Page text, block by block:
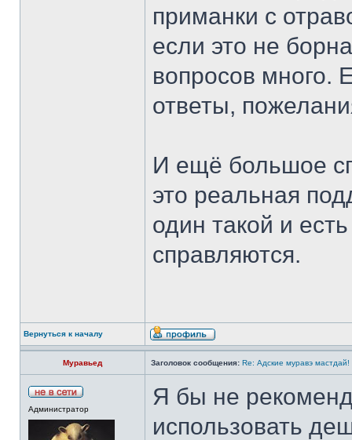
приманки с
если это не
вопросов много.
ответы,
И ещё большое
это реальная
один такой и
справляются.
Вернуться к началу
Муравьед Заголовок сообщения: Re: Адские муравэ мастдай!
Администратор
Я бы не
использовать